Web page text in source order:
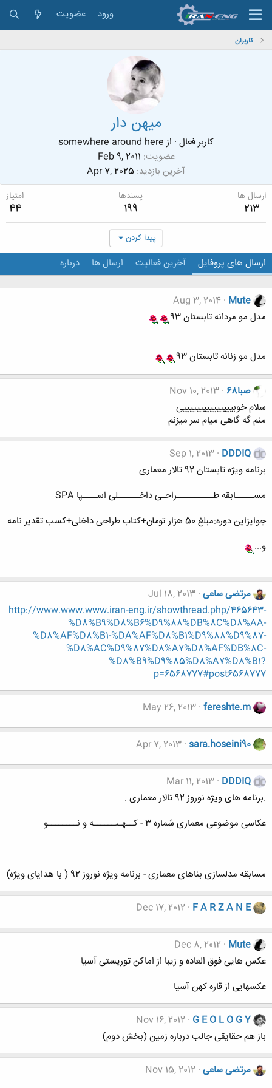
ورود عضویت
کاربران
میهن دار
کاربر فعال · از somewhere around here
عضویت Feb 9, 2011
آخرین بازدید Apr 7, 2025
ارسال ها
213
پسندها
199
امتیاز
44
پیدا کردن
ارسال های پروفایل آخرین فعالیت ارسال ها درباره
Mute
Aug 3, 2014
مدل مو مردانه تابستان 93
مدل مو زنانه تابستان 93
صبا68
Nov 10, 2013
سلام خوبیییییییییییییییی
منم گه گاهی میام سر میزنم
DDDIQ
Sep 1, 2013
برنامه ویژه تابستان 92 تالار معماری
مســـــابقه طــــــــــراحـی داخــــــلی اســــپا SPA
جوایزاین دوره:مبلغ 50 هزار تومان+کتاب طراحی داخلی+کسب تقدیر نامه
و...
مرتضی ساعی Jul 18, 2013
http://www.www.www.iran-eng.ir/showthread.php/465643-
%D8%B9%D8%B6%D9%88%DB%8C%D8%AA-
%D8%AF%D8%B1-%DA%AF%D8%B1%D9%88%D9%87-
%D8%AC%D9%87%D8%A7%D8%AF%DB%8C-
%D8%B9%D9%85%D8%A7%D8%B1?
p=6568777#post6568777
fereshte.m
May 26, 2013
sara.hoseini90
Apr 7, 2013
DDDIQ
Mar 11, 2013
.برنامه های ویژه نوروز 92 تالار معماری .
عکاسی موضوعی معماری شماره 3 - کــهـنــــــه و نــــــــو
مسابقه مدلسازی بناهای معماری - برنامه ویژه نوروز 92 ( با هدایای ویژه)
F A R Z A N E
Dec 17, 2012
Mute
Dec 8, 2012
عکس هایی فوق العاده و زیبا از اماکن توریستی آسیا
عکسهایی از قاره کهن آسیا
G E O L O G Y
Nov 16, 2012
باز هم حقایقی جالب درباره زمین (بخش دوم)
مرتضی ساعی Nov 15, 2012